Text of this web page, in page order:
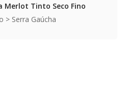
Merlot Tinto Seco Fino
> Serra Gaúcha